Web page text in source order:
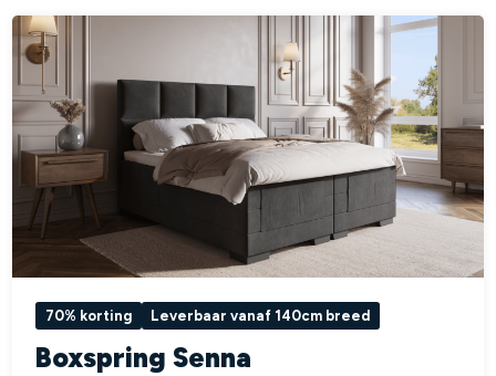
70% korting Leverbaar vanaf 140cm breed
Boxspring Senna